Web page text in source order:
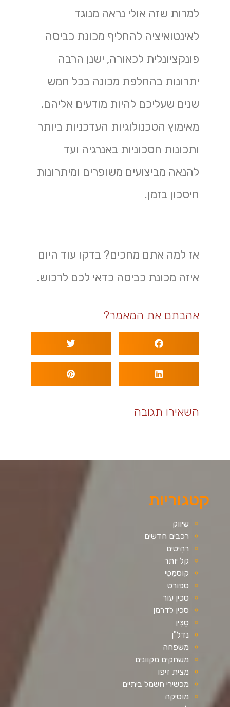
למרות שזה אולי נראה מנוגד
לאינטואיציה להחליף מכונת כביסה
פונקציונלית לכאורה, ישנן הרבה
יתרונות בהחלפת מכונה בכל חמש
שנים שעליכם להיות מודעים אליהם.
מאימוץ הטכנולוגיות העדכניות ביותר
ותכונות חסכוניות באנרגיה ועד
להנאה מביצועים משופרים ומיתרונות
חיסכון בזמן.
אז למה אתם מחכים? בדקו עוד היום
איזה מכונת כביסה כדאי לכם לרכוש.
אהבתם את המאמר?
השאירו תגובה
קטגוריות
שיווק
רכבים חדשים
רְהִיטִים
קל יותר
קוֹסמֵטִי
ספורט
סכין עור
סכין לדרמן
סַכִּין
נדל"ן
משפחה
משחקים מקוונים
מצית זיפו
מכשירי חשמל ביתיים
מוסיקה